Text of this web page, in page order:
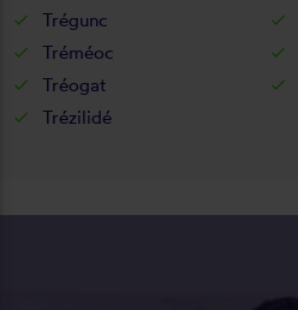
Trégunc
Tréméoc
Tréogat
Trézilidé